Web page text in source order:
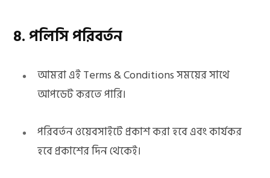
8. পলিসি পরিবর্তন
আমরা এই Terms & Conditions সময়ের সাথে
আপডেট করতে পারি।
পরিবর্তন ওয়েবসাইটে প্রকাশ করা হবে এবং কার্যকর
হবে প্রকাশের দিন থেকেই।